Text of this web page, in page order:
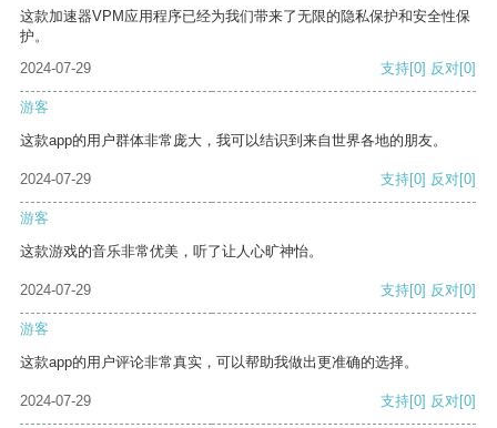
这款加速器VPM应用程序已经为我们带来了无限的隐私保护和安全性保
护。
2024-07-29
支持[0] 反对[0]
游客
这款app的用户群体非常庞大，我可以结识到来自世界各地的朋友。
2024-07-29 支持[0] 反对[0]
游客
这款游戏的音乐非常优美，听了让人心旷神怡。
2024-07-29 支持[0] 反对[0]
游客
这款app的用户评论非常真实，可以帮助我做出更准确的选择。
2024-07-29 支持[0] 反对[0]